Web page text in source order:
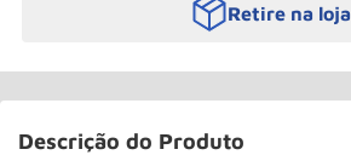
Retire na loja
Descrição do Produto